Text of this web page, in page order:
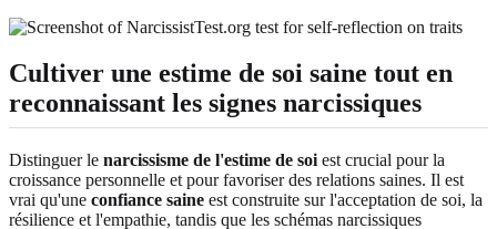
Cultiver une estime de soi saine tout en
reconnaissant les signes narcissiques
Distinguer le narcissisme de l'estime de soi est crucial pour la
croissance personnelle et pour favoriser des relations saines. Il est
vrai qu'une confiance saine est construite sur l'acceptation de soi, la
résilience et l'empathie, tandis que les schémas narcissiques